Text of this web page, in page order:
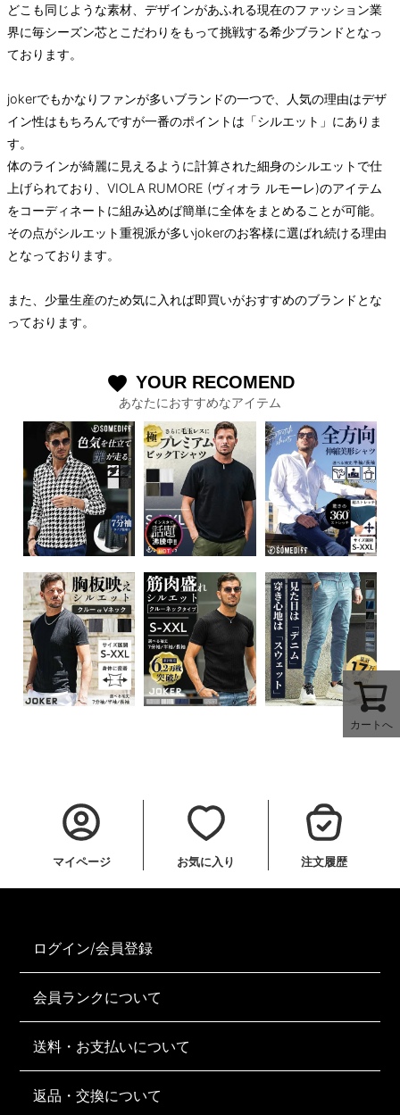
どこも同じような素材、デザインがあふれる現在のファッション業
界に毎シーズン芯とこだわりをもって挑戦する希少ブランドとなっ
ております。
jokerでもかなりファンが多いブランドの一つで、人気の理由はデザ
イン性はもちろんですが一番のポイントは「シルエット」にありま
す。
体のラインが綺麗に見えるように計算された細身のシルエットで仕
上げられており、VIOLA RUMORE (ヴィオラ ルモーレ)のアイテム
をコーディネートに組み込めば簡単に全体をまとめることが可能。
その点がシルエット重視派が多いjokerのお客様に選ばれ続ける理由
となっております。
また、少量生産のため気に入れば即買いがおすすめのブランドとな
っております。
カートへ
favorite YOUR RECOMEND
あなたにおすすめなアイテム
マイページ お気に入り 注文履歴
ログイン/会員登録
会員ランクについて
送料・お支払いについて
返品・交換について